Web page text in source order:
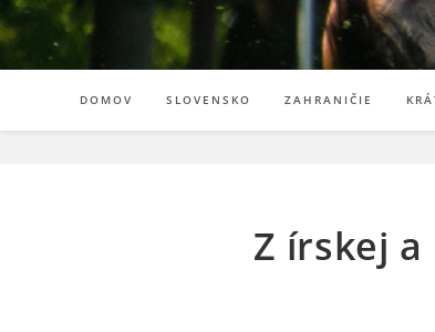
DOMOV SLOVENSKO ZAHRANIČIE
Z írskej